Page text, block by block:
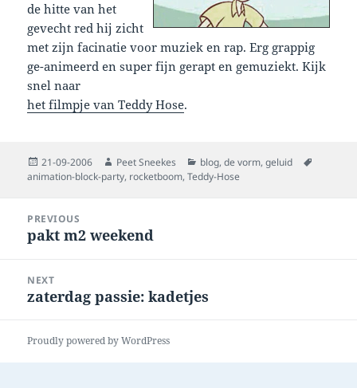
de hitte van het
gevecht red hij zicht
met zijn facinatie voor muziek en rap. Erg grappig
ge-animeerd en super fijn gerapt en gemuziekt. Kijk
snel naar
het filmpje van Teddy Hose.
Posted
on
21-09-2006 Author
Peet Sneekes Categories
blog,de vorm,geluid
animation-block-party, rocketboom,Teddy-Hose
navigation
PREVIOUS
Previous
pakt m2 weekend
NEXT
Next
zaterdag passie: kadetjes
Proudly powered by WordPress